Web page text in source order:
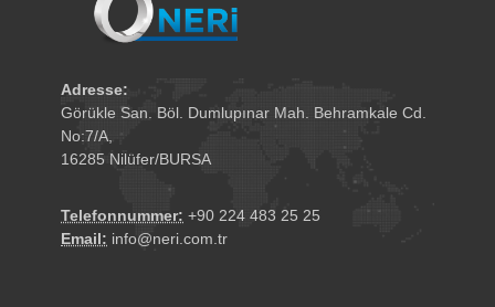
Adresse:
Görükle San. Böl. Dumlupınar Mah. Behramkale Cd.
No:7/A,
16285 Nilüfer/BURSA
Telefonnummer: +90 224 483 25 25
Email: info@neri.com.tr